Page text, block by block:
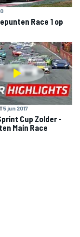
Race 1 op
5 jun 2017
Cup Zolder -
Main Race